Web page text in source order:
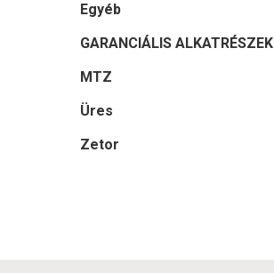
Egyéb
GARANCIÁLIS ALKATRÉSZEK
MTZ
Üres
Zetor